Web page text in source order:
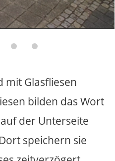
Stahl
Sie ist
Foto ist